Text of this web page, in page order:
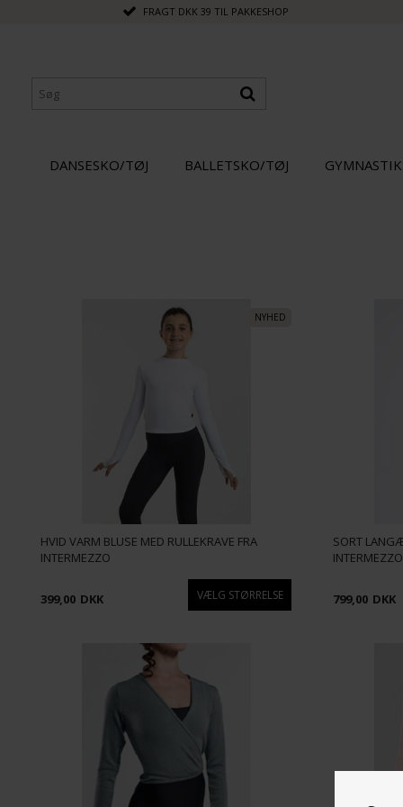
FRAGT DKK 39 TIL PAKKESHOP
DANSESKO/TØJ BALLETSKO/TØJ
HVID VARM BLUSE MED RULLEKRAVE FRA
INTERMEZZO
399,00 DKK
SORT
INTERMEZZO
799,00 DKK